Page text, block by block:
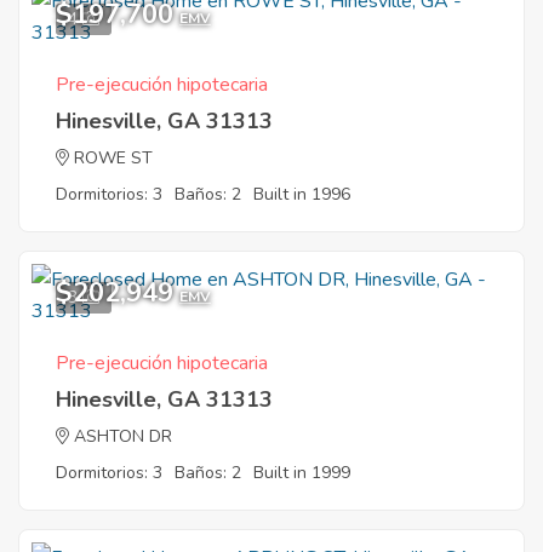
4
$197,700 EMV
Pre-ejecución hipotecaria
Hinesville, GA 31313
ROWE ST
Dormitorios: 3 Baños: 2 Built in 1996
3
$202,949 EMV
Pre-ejecución hipotecaria
Hinesville, GA 31313
ASHTON DR
Dormitorios: 3 Baños: 2 Built in 1999